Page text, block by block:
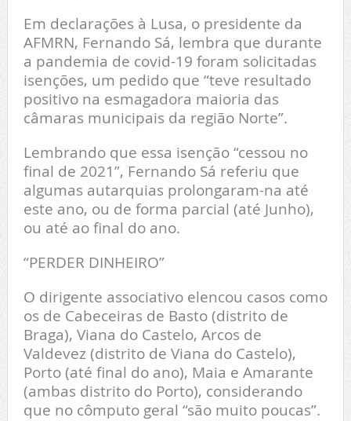
Em declarações à Lusa, o presidente da
AFMRN, Fernando Sá, lembra que durante
a pandemia de covid-19 foram solicitadas
isenções, um pedido que “teve resultado
positivo na esmagadora maioria das
câmaras municipais da região Norte”.
Lembrando que essa isenção “cessou no
final de 2021”, Fernando Sá referiu que
algumas autarquias prolongaram-na até
este ano, ou de forma parcial (até Junho),
ou até ao final do ano.
“PERDER DINHEIRO”
O dirigente associativo elencou casos como
os de Cabeceiras de Basto (distrito de
Braga), Viana do Castelo, Arcos de
Valdevez (distrito de Viana do Castelo),
Porto (até final do ano), Maia e Amarante
(ambas distrito do Porto), considerando
que no cômputo geral “são muito poucas”.